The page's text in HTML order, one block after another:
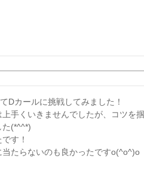
Dカールに挑戦してみました！
手くいきませんでしたが、コツを
た(*^^*)
す！
たらないのも良かったですo(^o^)o